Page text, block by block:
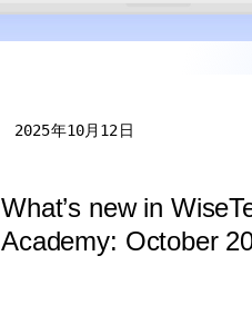
2025年10月12日
What’s new in
Academy: October